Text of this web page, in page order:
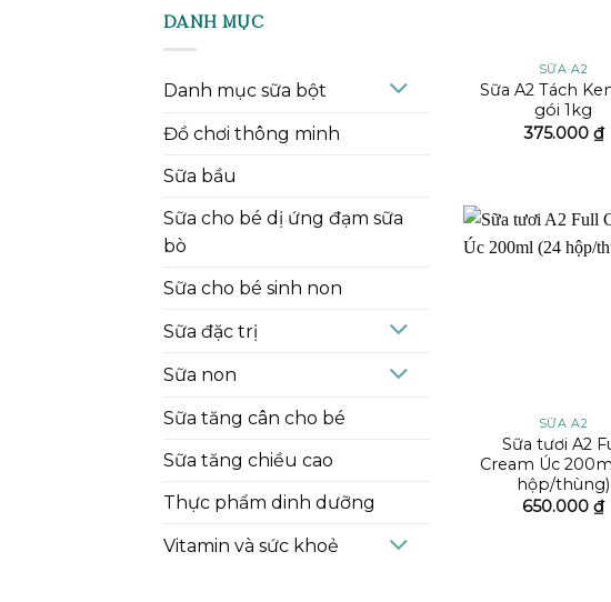
DANH MỤC
Danh mục sữa bột
Đồ chơi thông minh
Sữa bầu
Sữa cho bé dị ứng đạm sữa
bò
Sữa cho bé sinh non
Sữa đặc trị
Sữa non
Sữa tăng cân cho bé
Sữa tăng chiều cao
Thực phẩm dinh dưỡng
Vitamin và sức khoẻ
SỮA A2
Sữa A2 Tách
gói 1kg
375.000 ₫
SỮA A2
Sữa tươi A2
Cream Úc
hộp/thùng)
650.000 ₫